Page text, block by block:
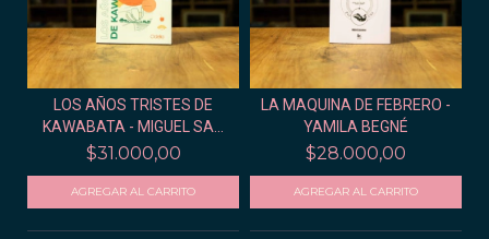
LOS AÑOS TRISTES DE
KAWABATA - MIGUEL SA...
$31.000,00
LA MAQUINA DE FEBRERO -
YAMILA BEGNÉ
$28.000,00